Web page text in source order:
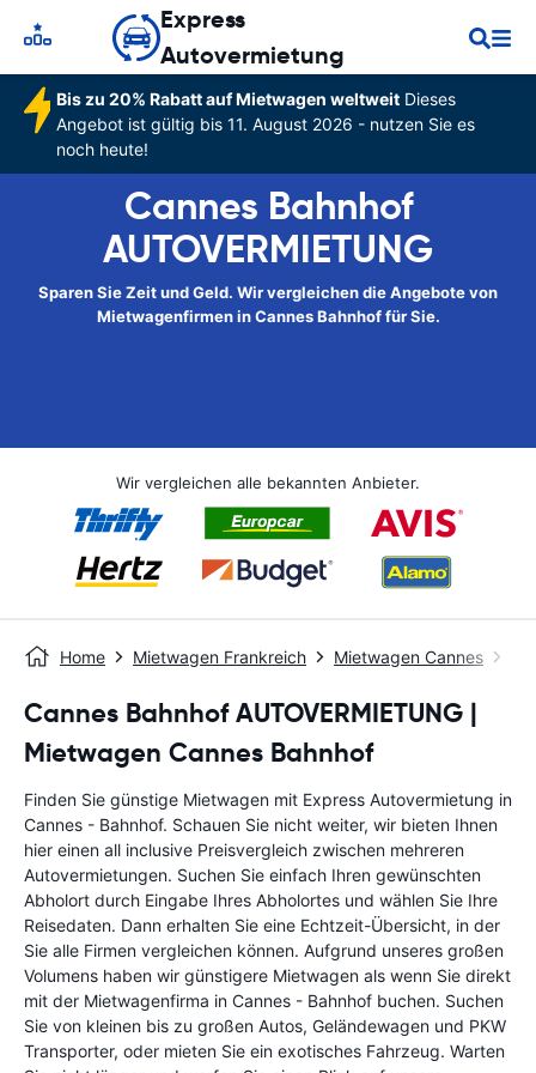
Express
Autovermietung
Bis zu 20% Rabatt auf Mietwagen weltweitDieses
Angebot ist gültig bis 11. August 2026 - nutzen Sie es
noch heute!
Cannes Bahnhof
AUTOVERMIETUNG
Sparen Sie Zeit und Geld. Wir vergleichen die Angebote von
Mietwagenfirmen in Cannes Bahnhof für Sie.
Wir vergleichen alle bekannten Anbieter.
Home Mietwagen Frankreich Mietwagen Cannes
Cannes Bahnhof AUTOVERMIETUNG |
Mietwagen Cannes Bahnhof
Finden Sie günstige Mietwagen mit Express Autovermietung in
Cannes - Bahnhof. Schauen Sie nicht weiter, wir bieten Ihnen
hier einen all inclusive Preisvergleich zwischen mehreren
Autovermietungen. Suchen Sie einfach Ihren gewünschten
Abholort durch Eingabe Ihres Abholortes und wählen Sie Ihre
Reisedaten. Dann erhalten Sie eine Echtzeit-Übersicht, in der
Sie alle Firmen vergleichen können. Aufgrund unseres großen
Volumens haben wir günstigere Mietwagen als wenn Sie direkt
mit der Mietwagenfirma in Cannes - Bahnhof buchen. Suchen
Sie von kleinen bis zu großen Autos, Geländewagen und PKW
Transporter, oder mieten Sie ein exotisches Fahrzeug. Warten